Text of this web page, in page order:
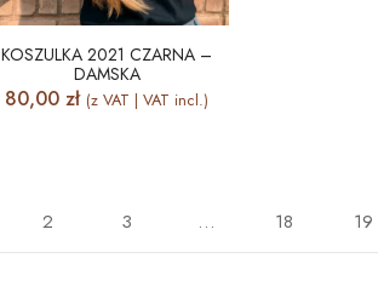
KOSZULKA 2021 CZARNA –
DAMSKA
80,00 zł (z VAT | VAT incl.)
2 3 … 18 19